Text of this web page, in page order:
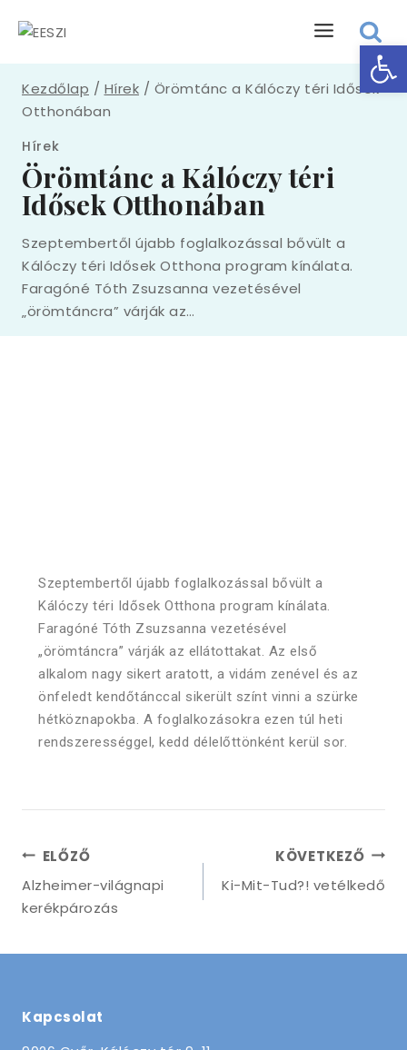
Kezdőlap / Hírek / Örömtánc a Kálóczy téri Idősek
Otthonában
Hírek
Örömtánc a Kálóczy téri
Idősek Otthonában
Szeptembertől újabb foglalkozással bővült a
Kálóczy téri Idősek Otthona program kínálata.
Faragóné Tóth Zsuzsanna vezetésével
„örömtáncra” várják az…
Szeptembertől újabb foglalkozással bővült a
Kálóczy téri Idősek Otthona program kínálata.
Faragóné Tóth Zsuzsanna vezetésével
„örömtáncra” várják az ellátottakat. Az első
alkalom nagy sikert aratott, a vidám zenével és az
önfeledt kendőtánccal sikerült színt vinni a szürke
hétköznapokba. A foglalkozásokra ezen túl heti
rendszerességgel, kedd délelőttönként kerül sor.
ELŐZŐ
Alzheimer-világnapi
kerékpározás
KÖVETKEZŐ
Ki-Mit-Tud?! vetélkedő
Kapcsolat